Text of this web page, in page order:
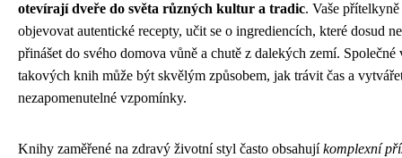
otevírají dveře do světa různých kultur a tradic. Vaše
objevovat autentické recepty, učit se o ingrediencích, které dosud
přinášet do svého domova vůně a chutě z dalekých zemí. Společné
takových knih může být skvělým způsobem, jak trávit čas a
nezapomenutelné vzpomínky.
Knihy zaměřené na zdravý životní styl často obsahujíkomplexní